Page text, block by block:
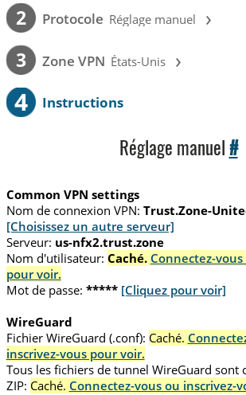
2 Protocole Réglage manuel ›
3 Zone VPN États-Unis ›
4 Instructions
Réglage manuel #
Common VPN settings
Nom de connexion VPN: Trust.Zone-
[Choisissez un autre serveur]
Serveur: us-nfx2.trust.zone
Nom d'utilisateur: Caché. Connectez-
pour voir.
Mot de passe: ***** [Cliquez pour voir]
WireGuard
Fichier WireGuard (.conf): Caché.
inscrivez-vous pour voir.
Tous les fichiers de tunnel WireGuard sont
ZIP: Caché. Connectez-vous ou inscrivez-